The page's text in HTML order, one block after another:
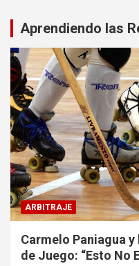
Aprendiendo las
ARBITRAJE
Carmelo Paniagua
de Juego: “Esto No